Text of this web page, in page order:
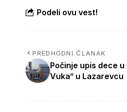
Podeli ovu vest!
PREDHODNI ČLANAK
Počinje upis dece u
Vuka“ u Lazarevcu